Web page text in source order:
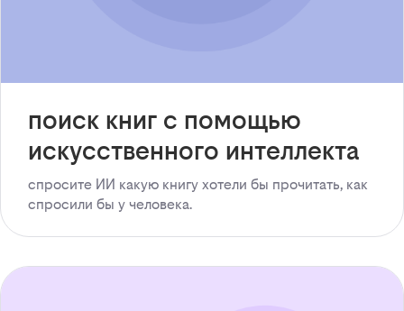
поиск книг с помощью
искусственного интеллекта
спросите ИИ какую книгу хотели бы прочитать, как
спросили бы у человека.